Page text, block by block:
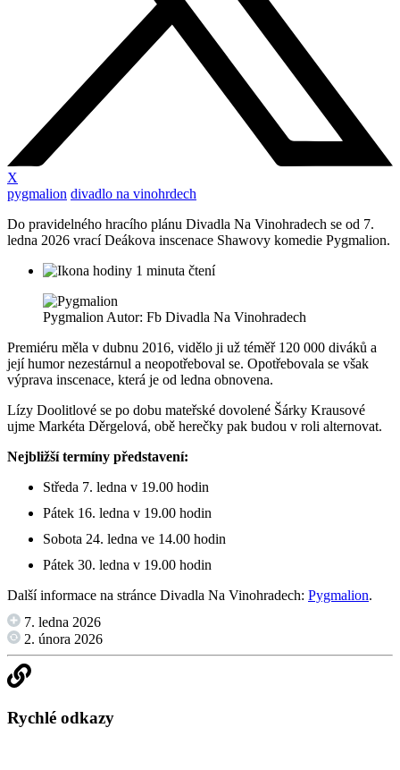
X
pygmalion divadlo na vinohrdech
Do pravidelného hracího plánu Divadla Na Vinohradech se od 7.
ledna 2026 vrací Deákova inscenace Shawovy komedie Pygmalion.
1 minuta čtení
Pygmalion Autor: Fb Divadla Na Vinohradech
Premiéru měla v dubnu 2016, vidělo ji už téměř 120 000 diváků a
její humor nezestárnul a neopotřeboval se. Opotřebovala se však
výprava inscenace, která je od ledna obnovena.
Lízy Doolitlové se po dobu mateřské dovolené Šárky Krausové
ujme Markéta Děrgelová, obě herečky pak budou v roli alternovat.
Nejbližší termíny představení:
Středa 7. ledna v 19.00 hodin
Pátek 16. ledna v 19.00 hodin
Sobota 24. ledna ve 14.00 hodin
Pátek 30. ledna v 19.00 hodin
Další informace na stránce Divadla Na Vinohradech: Pygmalion.
7. ledna 2026
2. února 2026
Rychlé odkazy